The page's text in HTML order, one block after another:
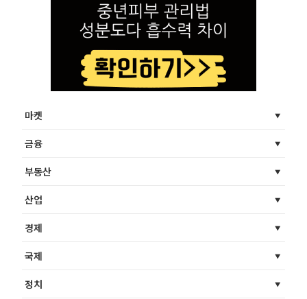
마켓
금융
부동산
산업
경제
국제
정치